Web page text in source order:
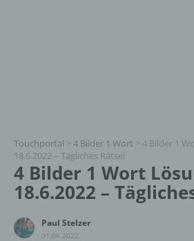
Touchportal > 4 Bilder 1 Wort > 4 Bilder 1
18.6.2022 – Tägliches Rätsel
4 Bilder 1 Wort
18.6.2022 –
Paul Stelzer
01.06.2022